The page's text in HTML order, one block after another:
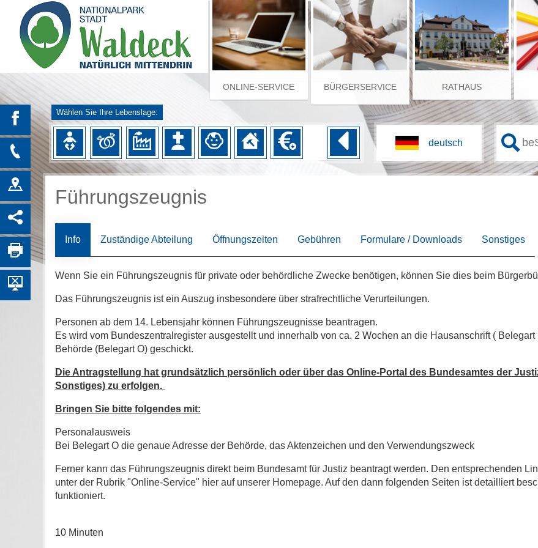
ONLINE-SERVICE BÜRGERSERVICE RATHAUS
Wählen Sie Ihre Lebenslage:
Führungszeugnis
Info Zuständige Abteilung Öffnungszeiten Gebühren Formulare / Downloads Sonstiges
Wenn Sie ein Führungszeugnis für private oder behördliche Zwecke benötigen, können Sie dies beim
Das Führungszeugnis ist ein Auszug insbesondere über strafrechtliche Verurteilungen.
Personen ab dem 14. Lebensjahr können Führungszeugnisse beantragen.
Es wird vom Bundeszentralregister ausgestellt und innerhalb von ca. 2 Wochen an die Hausanschrift (
Behörde (Belegart O) geschickt.
Die Antragstellung hat grundsätzlich persönlich oder über das Online-Portal des Bundesamtes der
Sonstiges) zu erfolgen.
Bringen Sie bitte folgendes mit:
Personalausweis
Bei Belegart O die genaue Adresse der Behörde, das Aktenzeichen und den Verwendungszweck
Ferner kann das Führungszeugnis direkt beim Bundesamt für Justiz beantragt werden. Den entsprechenden
unter der Rubrik "Online-Service" hier auf unserer Homepage. Auf den dann folgenden Seiten ist detailliert
funktioniert.
10 Minuten